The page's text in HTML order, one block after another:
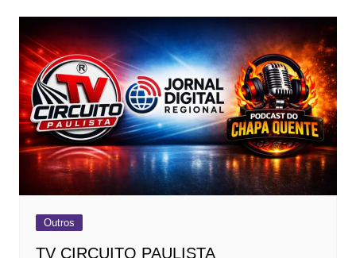
Outros
TV CIRCUITO PAULISTA